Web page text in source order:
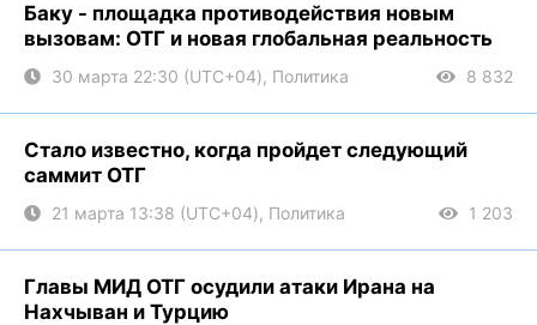
Баку - площадка противодействия новым
вызовам: ОТГ и новая глобальная реальность
30 марта 22:30 (UTC+04), Политика 8 832
Стало известно, когда пройдет следующий
саммит ОТГ
21 марта 13:38 (UTC+04), Политика 1 203
Главы МИД ОТГ осудили атаки Ирана на
Нахчыван и Турцию